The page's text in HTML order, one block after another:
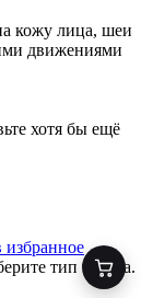
кожу лица, шеи
движениями
хотя бы ещё
тип товара.